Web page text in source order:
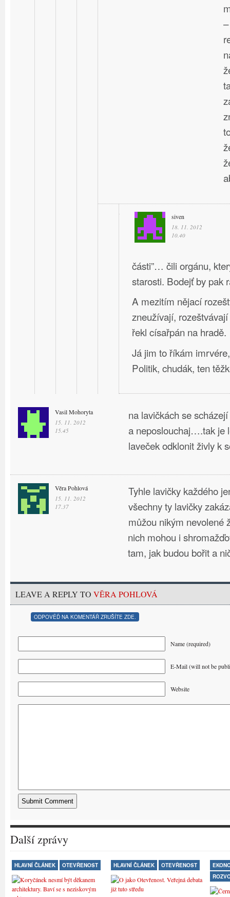
siven
18. 11. 2012
10.40
části”… čili orgánu,
starosti. Bodejť by pak
A mezitím nějací
zneužívají,
řekl císařpán na hradě.
Já jim to říkám
Politik, chudák, ten
Vasil Mohoryta
15. 11. 2012
15.45
na lavičkách se
a neposlouchaj….tak je
laveček odklonit živly k
Věra Pohlová
15. 11. 2012
17.37
Tyhle lavičky každého
všechny ty lavičky
můžou nikým nevolené
nich mohou i
tam, jak budou bořit a
LEAVE A REPLY TO VĚRA POHLOVÁ
ODPOVĚĎ NA KOMENTÁŘ ZRUŠÍTE ZDE.
Name (required)
E-Mail (will not be
Website
Další zprávy
HLAVNÍ ČLÁNEK OTEVŘENOST HLAVNÍ ČLÁNEK OTEVŘENOST